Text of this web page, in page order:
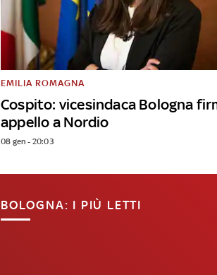
Cospito: vicesindaca Bologna
appello a Nordio
EMILIA ROMAGNA
08 gen - 20:03
BOLOGNA: I PIÙ LETTI